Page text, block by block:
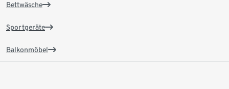
Bettwäsche
Sportgeräte
Balkonmöbel